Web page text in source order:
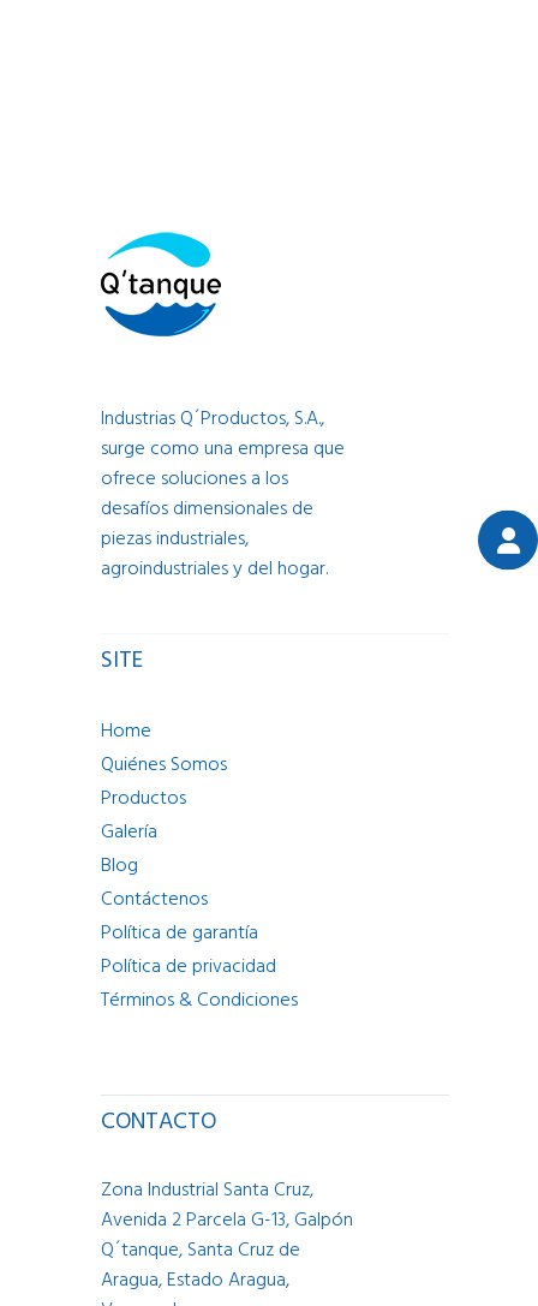
Industrias Q´Productos, S.A.,
surge como una empresa que
ofrece soluciones a los
desafíos dimensionales de
piezas industriales,
agroindustriales y del hogar.
SITE
Home
Quiénes Somos
Productos
Galería
Blog
Contáctenos
Política de garantía
Política de privacidad
Términos & Condiciones
CONTACTO
Zona Industrial Santa Cruz,
Avenida 2 Parcela G-13, Galpón
Q´tanque, Santa Cruz de
Aragua, Estado Aragua,